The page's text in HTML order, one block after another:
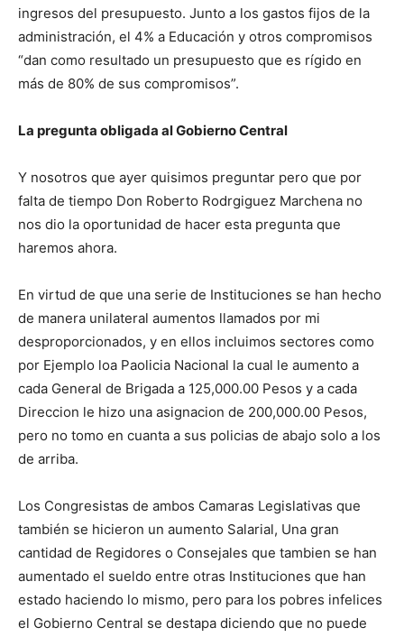
ingresos del presupuesto. Junto a los gastos fijos de la
administración, el 4% a Educación y otros compromisos
“dan como resultado un presupuesto que es rígido en
más de 80% de sus compromisos”.
La pregunta obligada al Gobierno Central
Y nosotros que ayer quisimos preguntar pero que por
falta de tiempo Don Roberto Rodrgiguez Marchena no
nos dio la oportunidad de hacer esta pregunta que
haremos ahora.
En virtud de que una serie de Instituciones se han hecho
de manera unilateral aumentos llamados por mi
desproporcionados, y en ellos incluimos sectores como
por Ejemplo loa Paolicia Nacional la cual le aumento a
cada General de Brigada a 125,000.00 Pesos y a cada
Direccion le hizo una asignacion de 200,000.00 Pesos,
pero no tomo en cuanta a sus policias de abajo solo a los
de arriba.
Los Congresistas de ambos Camaras Legislativas que
también se hicieron un aumento Salarial, Una gran
cantidad de Regidores o Consejales que tambien se han
aumentado el sueldo entre otras Instituciones que han
estado haciendo lo mismo, pero para los pobres infelices
el Gobierno Central se destapa diciendo que no puede